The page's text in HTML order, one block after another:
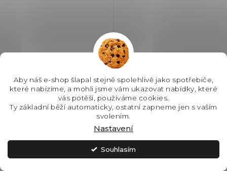
Aby náš e-shop šlapal stejně spolehlivě jako spotřebiče,
které nabízíme, a mohli jsme vám ukazovat nabídky, které
vás potěší, používáme cookies.
Ty základní běží automaticky, ostatní zapneme jen s vaším
svolením.
Nastavení
Souhlasím
Gorenje GV663B65
vestavná myčka nádobí
Průměrné
hodnocení
5,0
14 990 Kč